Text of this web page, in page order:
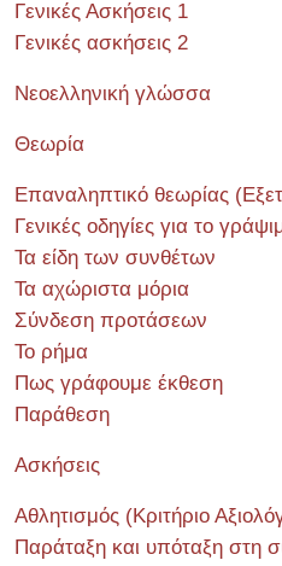
Γενικές Ασκήσεις 1
Γενικές ασκήσεις 2
Νεοελληνική γλώσσα
Θεωρία
Επαναληπτικό θεωρίας
Γενικές οδηγίες για το
Τα είδη των συνθέτων
Τα αχώριστα μόρια
Σύνδεση προτάσεων
Το ρήμα
Πως γράφουμε έκθεση
Παράθεση
Ασκήσεις
Αθλητισμός (Κριτήριο
Παράταξη και υπόταξη στη